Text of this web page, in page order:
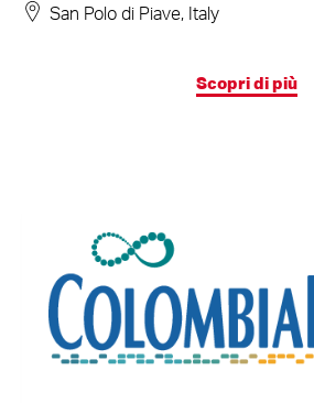
San Polo di Piave, Italy
Scopri di più